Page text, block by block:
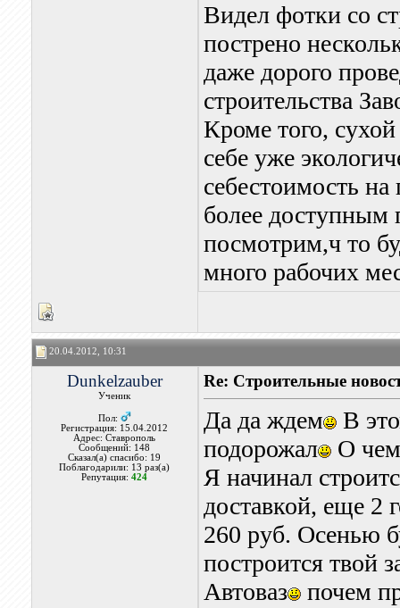
Видел фотки со
пострено
даже дорого
строительства
Кроме того,
себе уже
себестоимость на
более доступным
посмотрим,ч то
много рабочих
20.04.2012, 10:31
Dunkelzauber
Ученик
Пол:
Регистрация: 15.04.2012
Адрес: Ставрополь
Сообщений: 148
Сказал(а) спасибо: 19
Поблагодарили: 13 раз(а)
Репутация:424
Re: Строительные
Да да ждем В
подорожал О чем
Я начинал
доставкой, еще 2
260 руб. Осенью
построится твой
Автоваз почем